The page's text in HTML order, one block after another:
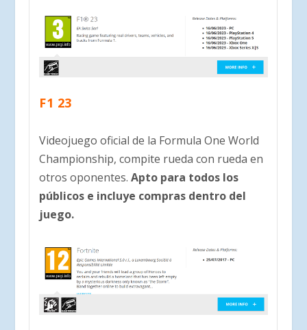
F1 23
Videojuego oficial de la Formula One World
Championship, compite rueda con rueda en
otros oponentes.Apto para todos los
públicos e incluye compras dentro del
juego.